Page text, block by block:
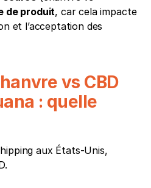
de produit, car cela impacte
et l’acceptation des
vs CBD
: quelle
aux États-Unis,